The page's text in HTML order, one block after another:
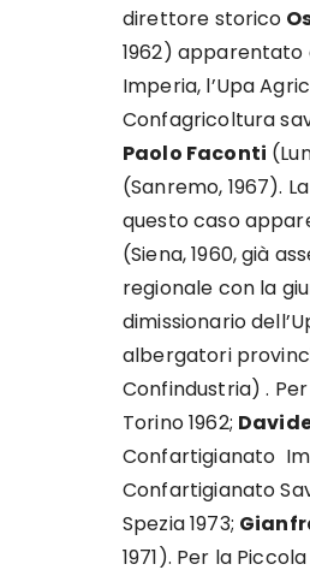
direttore storico
1962) apparentato
Imperia, l’Upa
Confagricoltura
Paolo Faconti
(Sanremo, 1967).
questo caso
(Siena, 1960, già
regionale con la
dimissionario
albergatori
Confindustria) .
Torino 1962;
Confartigianato
Confartigianato
Spezia 1973;
1971). Per la